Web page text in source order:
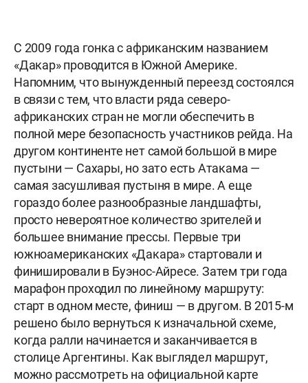
С 2009 года гонка с африканским названием
«Дакар» проводится в Южной Америке.
Напомним, что вынужденный переезд состоялся
в связи с тем, что власти ряда северо-
африканских стран не могли обеспечить в
полной мере безопасность участников рейда. На
другом континенте нет самой большой в мире
пустыни — Сахары, но зато есть Атакама —
самая засушливая пустыня в мире. А еще
гораздо более разнообразные ландшафты,
просто невероятное количество зрителей и
большее внимание прессы. Первые три
южноамериканских «Дакара» стартовали и
финишировали в Буэнос-Айресе. Затем три года
марафон проходил по линейному маршруту:
старт в одном месте, финиш — в другом. В 2015-м
решено было вернуться к изначальной схеме,
когда ралли начинается и заканчивается в
столице Аргентины. Как выглядел маршрут,
можно рассмотреть на официальной карте